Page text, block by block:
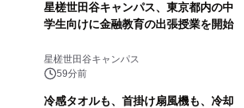
星槎世田谷キャンパス、東京都内の中
学生向けに金融教育の出張授業を開始
星槎世田谷キャンパス
59分前
冷感タオルも、首掛け扇風機も、冷却